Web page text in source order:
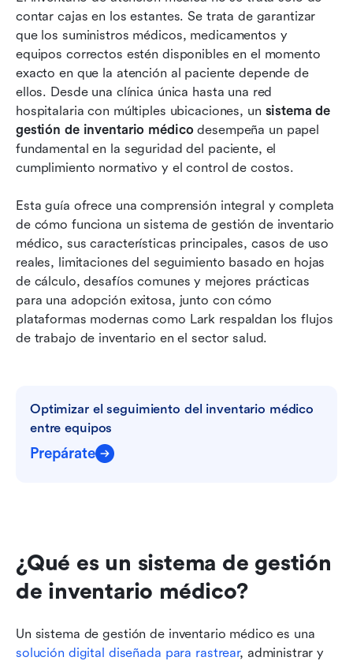
contar cajas en los estantes. Se trata de garantizar
que los suministros médicos, medicamentos y
equipos correctos estén disponibles en el momento
exacto en que la atención al paciente depende de
ellos. Desde una clínica única hasta una red
hospitalaria con múltiples ubicaciones, un sistema de
gestión de inventario médico desempeña un papel
fundamental en la seguridad del paciente, el
cumplimiento normativo y el control de costos.
Esta guía ofrece una comprensión integral y completa
de cómo funciona un sistema de gestión de inventario
médico, sus características principales, casos de uso
reales, limitaciones del seguimiento basado en hojas
de cálculo, desafíos comunes y mejores prácticas
para una adopción exitosa, junto con cómo
plataformas modernas como Lark respaldan los flujos
de trabajo de inventario en el sector salud.
Optimizar el seguimiento del inventario médico
entre equipos
Prepárate
¿Qué es un sistema de gestión
de inventario médico?
solución digital diseñada para rastrear, administrar y
Conoce a Lark: convierte los flujos de trabajo
de inventario médico en acciones
Desafíos comunes en la gestión de inventario
médico
Mejores prácticas para los sistemas de gestión
de inventario médico
inventario médico
Conclusión
Preguntas frecuentes
Lecturas relacionadas